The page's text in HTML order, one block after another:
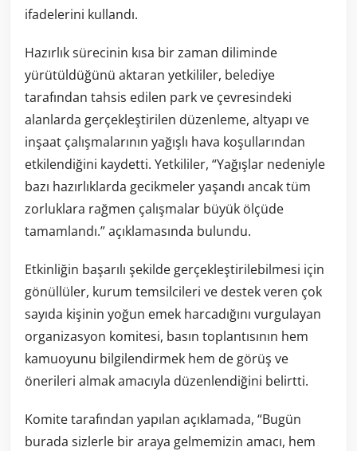
ifadelerini kullandı.
Hazırlık sürecinin kısa bir zaman diliminde
yürütüldüğünü aktaran yetkililer, belediye
tarafından tahsis edilen park ve çevresindeki
alanlarda gerçekleştirilen düzenleme, altyapı ve
inşaat çalışmalarının yağışlı hava koşullarından
etkilendiğini kaydetti. Yetkililer, “Yağışlar nedeniyle
bazı hazırlıklarda gecikmeler yaşandı ancak tüm
zorluklara rağmen çalışmalar büyük ölçüde
tamamlandı.” açıklamasında bulundu.
Etkinliğin başarılı şekilde gerçekleştirilebilmesi için
gönüllüler, kurum temsilcileri ve destek veren çok
sayıda kişinin yoğun emek harcadığını vurgulayan
organizasyon komitesi, basın toplantısının hem
kamuoyunu bilgilendirmek hem de görüş ve
önerileri almak amacıyla düzenlendiğini belirtti.
Komite tarafından yapılan açıklamada, “Bugün
burada sizlerle bir araya gelmemizin amacı, hem